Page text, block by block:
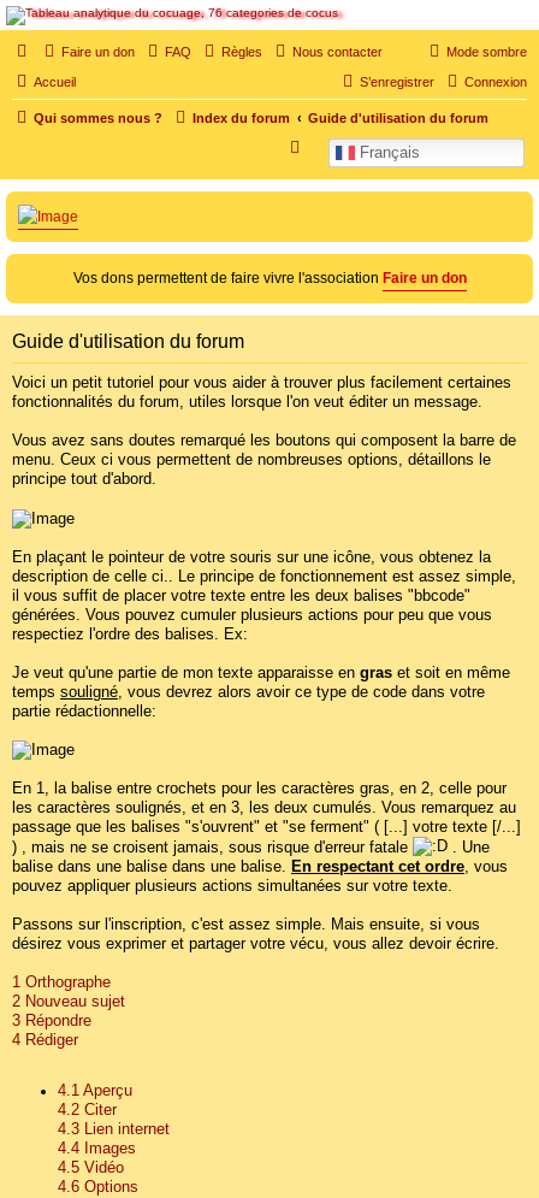
SOS cocu
SOS cocu est une association loi 1901 dont l'objet est le soutien aux victimes d'adultère.
Pouvoir parler, se confier, recevoir un soutien moral pour traverser une situation
Mode sombre
Faire un don FAQ Règles Nous contacter
Accueil Connexion
S’enregistrer
Qui sommes nous ? Index du forum Guide d'utilisation du forum
Français
c
e
r
Vos dons permettent de faire vivre l'association Faire un don
Guide d'utilisation du forum
Voici un petit tutoriel pour vous aider à trouver plus facilement certaines
fonctionnalités du forum, utiles lorsque l'on veut éditer un message.
Vous avez sans doutes remarqué les boutons qui composent la barre de
menu. Ceux ci vous permettent de nombreuses options, détaillons le
principe tout d'abord.
En plaçant le pointeur de votre souris sur une icône, vous obtenez la
description de celle ci.. Le principe de fonctionnement est assez simple,
il vous suffit de placer votre texte entre les deux balises "bbcode"
générées. Vous pouvez cumuler plusieurs actions pour peu que vous
respectiez l'ordre des balises. Ex:
Je veut qu'une partie de mon texte apparaisse en gras et soit en même
temps souligné , vous devrez alors avoir ce type de code dans votre
partie rédactionnelle:
En 1, la balise entre crochets pour les caractères gras, en 2, celle pour
les caractères soulignés, et en 3, les deux cumulés. Vous remarquez au
passage que les balises "s'ouvrent" et "se ferment" ( [...] votre texte [/...]
) , mais ne se croisent jamais, sous risque d'erreur fatale
. Une
balise dans une balise dans une balise. En respectant cet ordre, vous
pouvez appliquer plusieurs actions simultanées sur votre texte.
Passons sur l'inscription, c'est assez simple. Mais ensuite, si vous
désirez vous exprimer et partager votre vécu, vous allez devoir écrire.
1 Orthographe
2 Nouveau sujet
3 Répondre
4 Rédiger
4.1 Aperçu
4.2 Citer
4.3 Lien internet
4.4 Images
4.5 Vidéo
4.6 Options